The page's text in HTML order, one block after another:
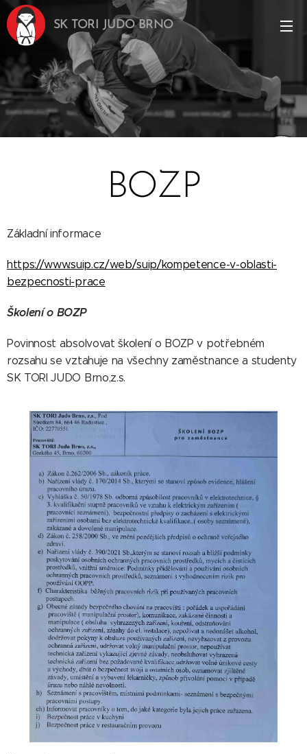
SK TORI JUDO BRNO
BOZP
Základní informace
https://www.suip.cz/web/suip/kompetence-v-oblasti-
bezpecnosti-prace
Školení o BOZP
Povinnost absolvovat školení o BOZP v potřebném
rozsahu se vztahuje na všechny zaměstnance a studenty
SK TORI JUDO Brno,z.s.